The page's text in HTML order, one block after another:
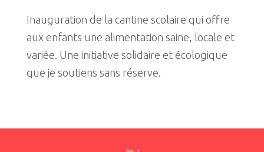
Inauguration de la cantine scolaire qui offre
aux enfants une alimentation saine, locale et
variée. Une initiative solidaire et écologique
que je soutiens sans réserve.